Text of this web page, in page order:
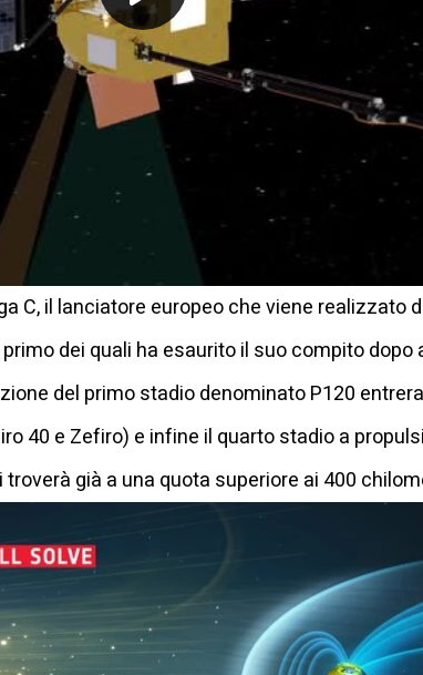
Play
Video
C, il lanciatore europeo che viene realizzato
dei quali ha esaurito il suo compito
del primo stadio denominato P120
40 e Zefiro) e infine il quarto stadio a
già a una quota superiore ai 400